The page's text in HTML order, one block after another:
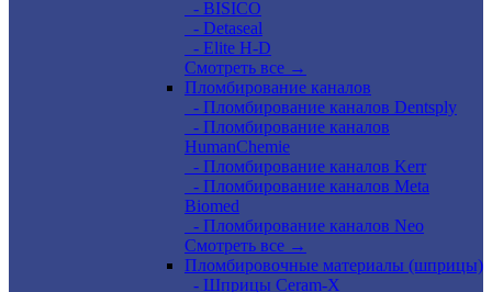
- BISICO
- Detaseal
- Elite H-D
Смотреть все →
Пломбирование каналов
- Пломбирование каналов Dentsply
- Пломбирование каналов
HumanChemie
- Пломбирование каналов Kerr
- Пломбирование каналов Meta
Biomed
- Пломбирование каналов Neo
Смотреть все →
Пломбировочные материалы (шприцы)
- Шприцы Ceram-X